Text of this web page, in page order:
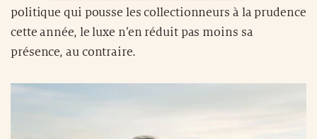
politique qui pousse les collectionneurs à la prudence
cette année, le luxe n’en réduit pas moins sa
présence, au contraire.